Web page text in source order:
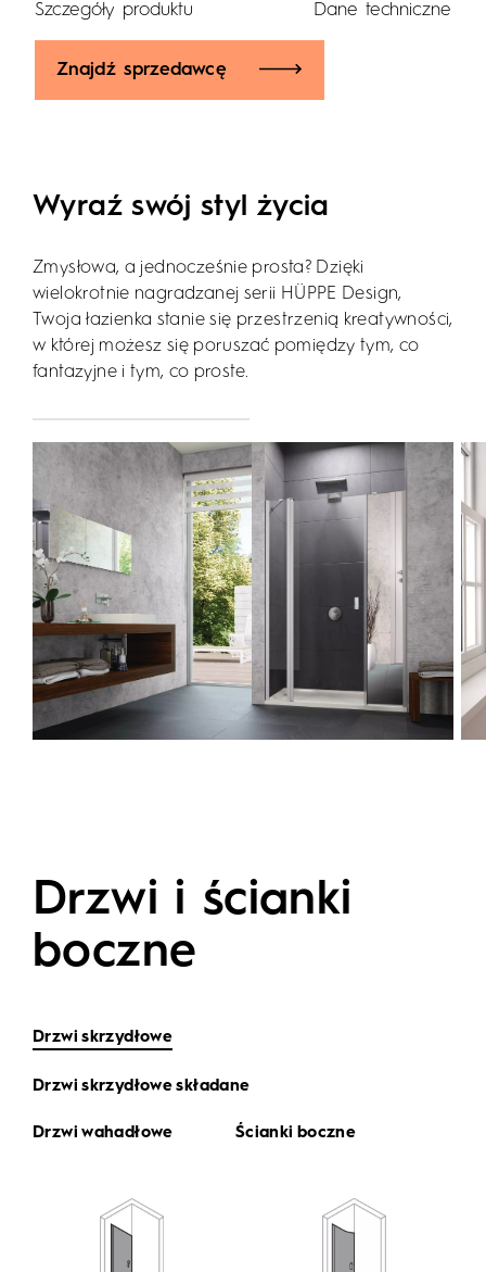
Szczegóły produktu Dane techniczne
Znajdź sprzedawcę
Wyraź swój styl życia
Zmysłowa, a jednocześnie prosta? Dzięki
wielokrotnie nagradzanej serii HÜPPE Design,
Twoja łazienka stanie się przestrzenią kreatywności,
w której możesz się poruszać pomiędzy tym, co
fantazyjne i tym, co proste.
Drzwi i ścianki
boczne
Drzwi skrzydłowe
Drzwi skrzydłowe składane
Drzwi wahadłowe Ścianki boczne